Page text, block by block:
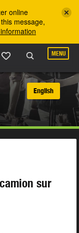
online
message,
MENU
English
sur